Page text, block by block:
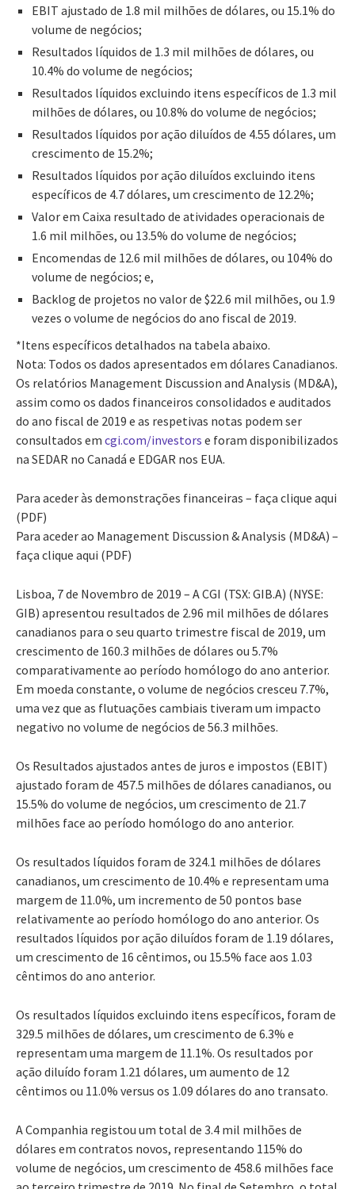
EBIT ajustado de 1.8 mil milhões de dólares, ou 15.1% do
volume de negócios;
Resultados líquidos de 1.3 mil milhões de dólares, ou
10.4% do volume de negócios;
Resultados líquidos excluindo itens específicos de 1.3 mil
milhões de dólares, ou 10.8% do volume de negócios;
Resultados líquidos por ação diluídos de 4.55 dólares, um
crescimento de 15.2%;
Resultados líquidos por ação diluídos excluindo itens
específicos de 4.7 dólares, um crescimento de 12.2%;
Valor em Caixa resultado de atividades operacionais de
1.6 mil milhões, ou 13.5% do volume de negócios;
Encomendas de 12.6 mil milhões de dólares, ou 104% do
volume de negócios; e,
Backlog de projetos no valor de $22.6 mil milhões, ou 1.9
vezes o volume de negócios do ano fiscal de 2019.
*Itens específicos detalhados na tabela abaixo.
Nota: Todos os dados apresentados em dólares Canadianos.
Os relatórios Management Discussion and Analysis (MD&A),
assim como os dados financeiros consolidados e auditados
do ano fiscal de 2019 e as respetivas notas podem ser
consultados em cgi.com/investors e foram disponibilizados
na SEDAR no Canadá e EDGAR nos EUA.
Para aceder às demonstrações financeiras – faça clique aqui
(PDF)
Para aceder ao Management Discussion & Analysis (MD&A) –
faça clique aqui (PDF)
Lisboa, 7 de Novembro de 2019 – A CGI (TSX: GIB.A) (NYSE:
GIB) apresentou resultados de 2.96 mil milhões de dólares
canadianos para o seu quarto trimestre fiscal de 2019, um
crescimento de 160.3 milhões de dólares ou 5.7%
comparativamente ao período homólogo do ano anterior.
Em moeda constante, o volume de negócios cresceu 7.7%,
uma vez que as flutuações cambiais tiveram um impacto
negativo no volume de negócios de 56.3 milhões.
Os Resultados ajustados antes de juros e impostos (EBIT)
ajustado foram de 457.5 milhões de dólares canadianos, ou
15.5% do volume de negócios, um crescimento de 21.7
milhões face ao período homólogo do ano anterior.
Os resultados líquidos foram de 324.1 milhões de dólares
canadianos, um crescimento de 10.4% e representam uma
margem de 11.0%, um incremento de 50 pontos base
relativamente ao período homólogo do ano anterior. Os
resultados líquidos por ação diluídos foram de 1.19 dólares,
um crescimento de 16 cêntimos, ou 15.5% face aos 1.03
cêntimos do ano anterior.
Os resultados líquidos excluindo itens específicos, foram de
329.5 milhões de dólares, um crescimento de 6.3% e
representam uma margem de 11.1%. Os resultados por
ação diluído foram 1.21 dólares, um aumento de 12
cêntimos ou 11.0% versus os 1.09 dólares do ano transato.
A Companhia registou um total de 3.4 mil milhões de
dólares em contratos novos, representando 115% do
volume de negócios, um crescimento de 458.6 milhões face